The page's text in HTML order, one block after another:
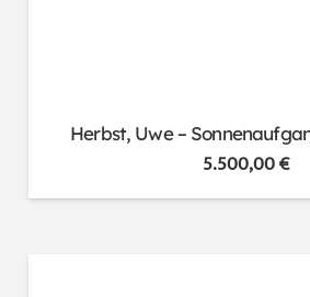
Herbst, Uwe –
5.500,00€